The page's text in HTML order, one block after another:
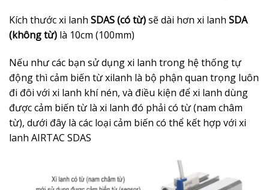
Kích thước xi lanh SDAS (có từ)sẽ dài hơn xi lanh SDA
(không từ) là 10cm (100mm)
Nếu như các bạn sử dụng xi lanh trong hệ thống tự
động thì cảm biến từ xilanh là bộ phận quan trọng luôn
đi đôi với xi lanh khí nén, và điều kiện để xi lanh dùng
được cảm biến từ là xi lanh đó phải có từ (nam châm
từ), dưới đây là các loại cảm biến có thể kết hợp với xi
lanh AIRTAC SDAS